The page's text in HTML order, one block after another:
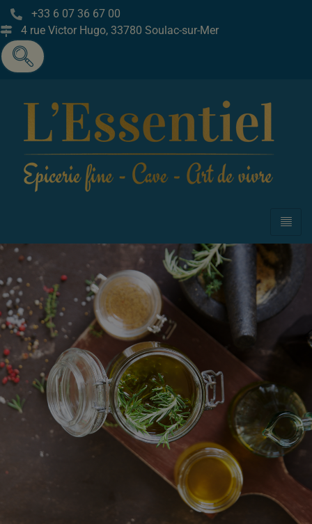
+33 6 07 36 67 00
4 rue Victor Hugo, 33780 Soulac-sur-Mer